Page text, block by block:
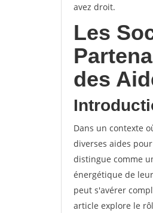
avez droit.
Les
des
Dans un contexte
diverses aides
distingue comme
énergétique de
peut s'avérer
article explore le